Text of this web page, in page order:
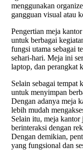
menggunakan
gangguan visual atau
Pengertian meja
untuk berbagai
fungsi utama sebagai
sehari-hari. Meja ini
laptop, dan perangkat
Selain sebagai tempat
untuk menyimpan
Dengan adanya meja
lebih mudah
Selain itu, meja
berinteraksi dengan
Dengan demikian,
yang fungsional dan